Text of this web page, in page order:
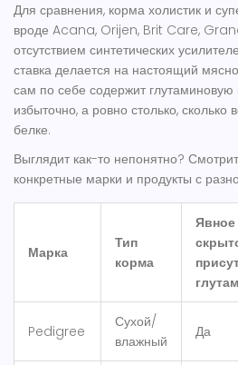
Для сравнения, корма холистик и
вроде Acana, Orijen, Brit Care,
отсутствием синтетических
ставка делается на настоящий
сам по себе содержит
избыточно, а ровно столько, сколько
белке.
Выглядит как-то непонятно?
конкретные марки и продукты с
Марка
Тип
корма
Явное
Pedigree
Сухой/
влажный
Да